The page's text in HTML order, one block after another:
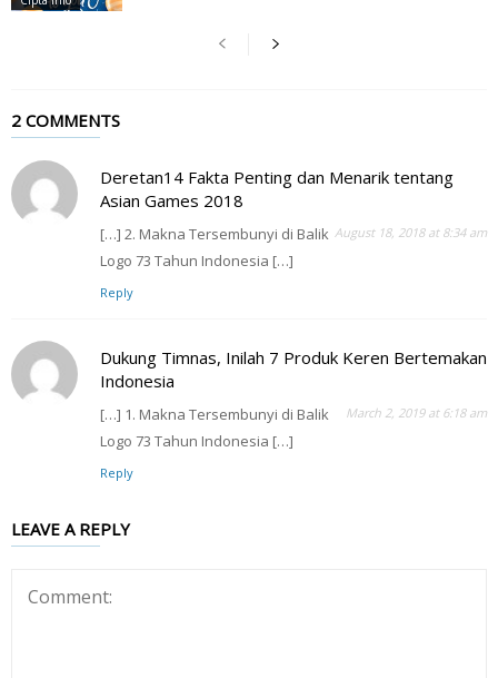
2 COMMENTS
Deretan14 Fakta Penting dan Menarik tentang
Asian Games 2018
August 18, 2018 at 8:34 am
[…] 2. Makna Tersembunyi di Balik
Logo 73 Tahun Indonesia […]
Reply
Dukung Timnas, Inilah 7 Produk Keren Bertemakan
Indonesia
March 2, 2019 at 6:18 am
[…] 1. Makna Tersembunyi di Balik
Logo 73 Tahun Indonesia […]
Reply
LEAVE A REPLY